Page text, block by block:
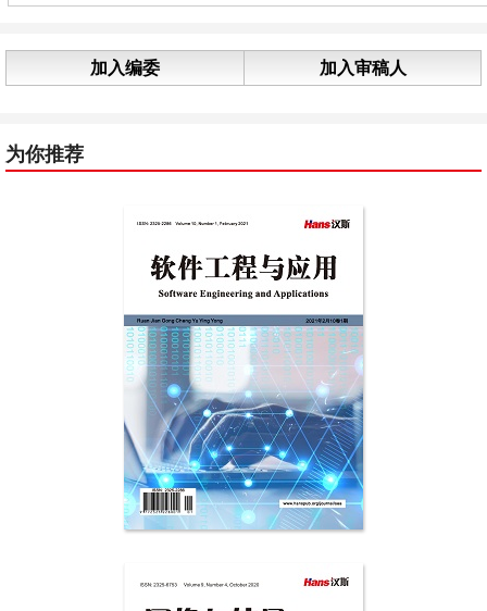
加入编委 加入审稿人
为你推荐